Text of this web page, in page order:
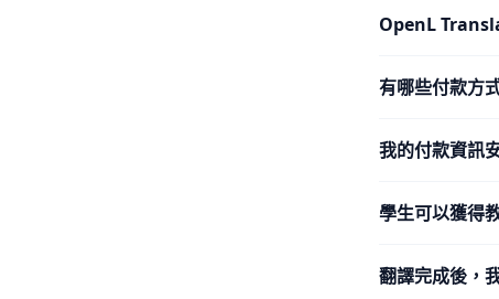
OpenL
有哪些付款方
我的付款資訊
學生可以獲得
翻譯完成後，